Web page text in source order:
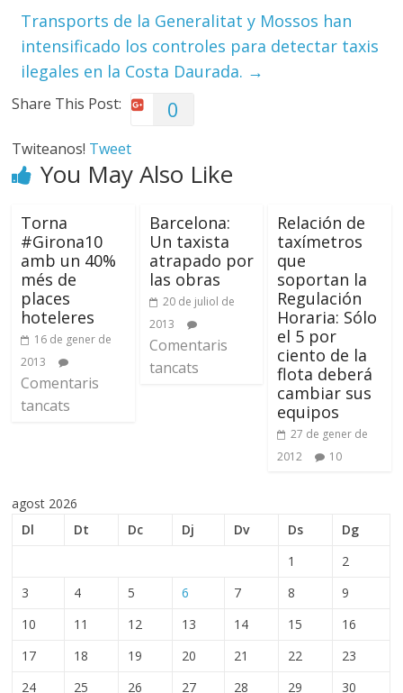
Transports de la Generalitat y Mossos han
intensificado los controles para detectar taxis
ilegales en la Costa Daurada. →
Share This Post: 0
Twiteanos! Tweet
You May Also Like
Torna
#Girona10
amb un 40%
més de
places
hoteleres
16 de gener de
2013
Comentaris
tancats
Barcelona:
Un taxista
atrapado por
las obras
20 de juliol de
2013
Comentaris
tancats
Relación de
taxímetros
que
soportan la
Regulación
Horaria: Sólo
el 5 por
ciento de la
flota deberá
cambiar sus
equipos
27 de gener de
2012
10
agost 2026
Dl
Dt Dc Dj Dv Ds
Dg
1
2
3
4 5 6 7 8
9
10
11 12 13 14 15
16
17
18 19 20 21 22
23
24
25 26 27 28 29
30